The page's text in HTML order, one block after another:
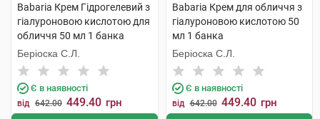
Babaria Крем Гідрогелевий з
гіалуроновою кислотою для
обличчя 50 мл 1 банка
Беріоска С.Л.
Є в наявності
від 642.00 449.40 грн
Babaria Крем для обличчя з
гіалуроновою кислотою 50
мл 1 банка
Беріоска С.Л.
Є в наявності
від 642.00 449.40 грн